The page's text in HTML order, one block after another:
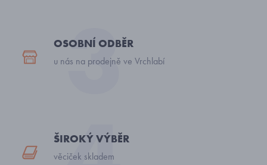
OSOBNÍ ODBĚR
u nás na prodejně ve Vrchlabí
ŠIROKÝ VÝBĚR
věciček skladem